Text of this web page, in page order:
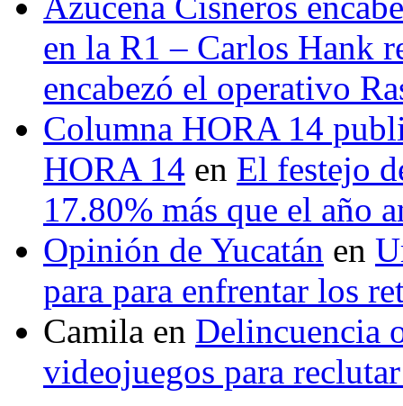
en la R1 – Carlos Hank
encabezó el operativo
Columna HORA 14
HORA 14 en El festejo
17.80% más que el año
Opinión de Yucatán en
para para enfrentar los
Camila en Delincuencia
videojuegos para